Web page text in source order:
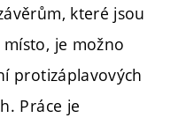
které jsou
je možno
protizáplavových
Práce je